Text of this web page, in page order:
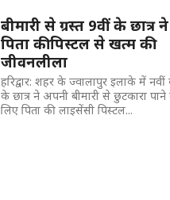
बीमारी से ग्रस्त 9वीं के छात्र ने
पिता की पिस्टल से खत्म की
जीवनलीला
हरिद्वार: शहर के ज्वालापुर इलाके में नवीं
के छात्र ने अपनी बीमारी से छुटकारा
लिए पिता की लाइसेंसी पिस्टल...